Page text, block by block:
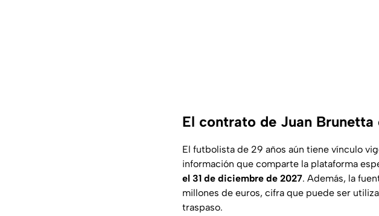
El contrato de Juan Brunetta
El futbolista de 29 años aún tiene vínculo
información que comparte la plataforma
el 31 de diciembre de 2027. Además, la
millones de euros, cifra que puede ser
traspaso.